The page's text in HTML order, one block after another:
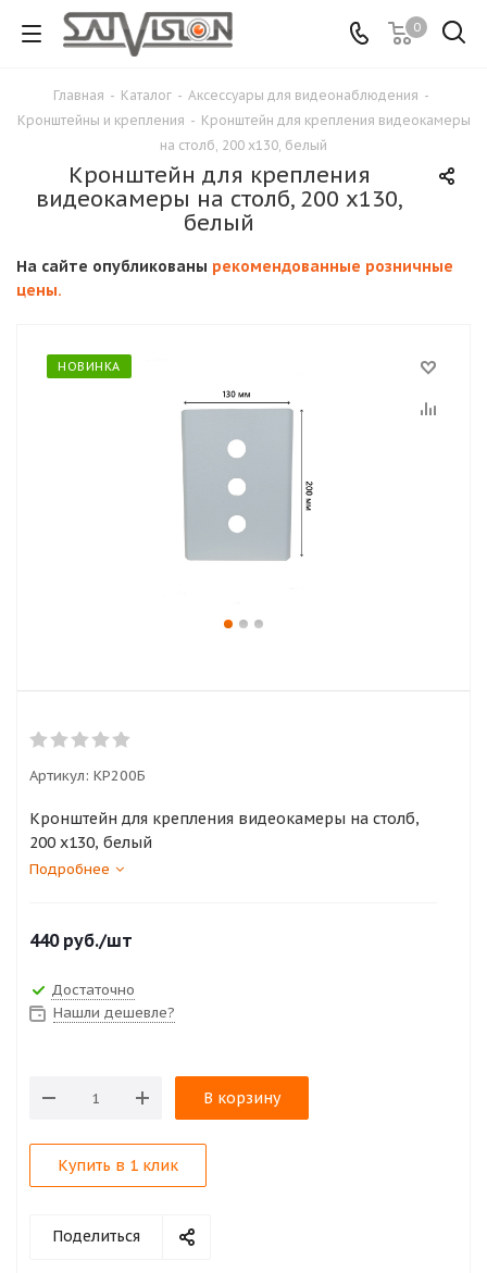
0
Главная - Каталог - Аксессуары для видеонаблюдения -
Кронштейны и крепления - Кронштейн для крепления видеокамеры
на столб, 200 х130, белый
Кронштейн для крепления
видеокамеры на столб, 200 х130,
белый
На сайте опубликованы рекомендованные розничные
цены.
НОВИНКА
Артикул: КР200Б
Кронштейн для крепления видеокамеры на столб,
200 х130, белый
Подробнее
440руб./шт
Достаточно
Нашли дешевле?
В корзину
Купить в 1 клик
Поделиться